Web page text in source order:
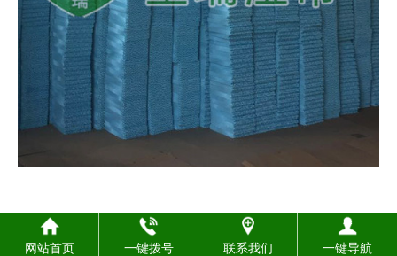
网站首页 一键拨号 联系我们 一键导航